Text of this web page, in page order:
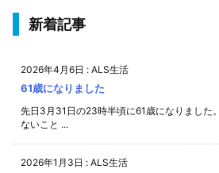
新着記事
2026年4月6日 : ALS生活
61歳になりました
先日3月31日の23時半頃に61歳になりました
ないこと ...
2026年1月3日 : ALS生活